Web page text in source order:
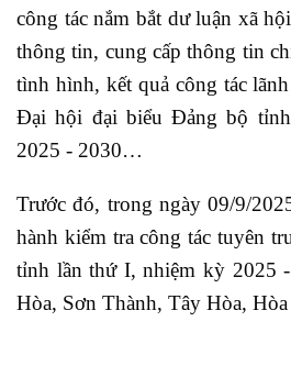
công tác nắm bắt dư luận xã
thông tin, cung cấp thông tin
tình hình, kết quả công tác
Đại hội đại biểu Đảng bộ
2025 - 2030…
Trước đó, trong ngày 09/9/
hành kiểm tra công tác tuyên
tỉnh lần thứ I, nhiệm kỳ 2025
Hòa, Sơn Thành, Tây Hòa,